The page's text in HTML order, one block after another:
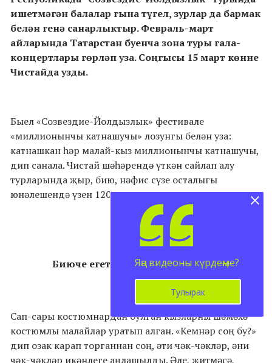
ишетмәгән балалар гына түгел, зурлар да бармак
белән генә санарлыктыр. Февраль-март
айларында Татарстан буенча зона туры гала-
концертлары гөрләп уза. Соңгысы 15 март көнне
Чистайда узды.
Быел «Созвездие-Йолдызлык» фестивале
«миллионынчы катнашучы» лозунгы белән уза:
катнашкан һәр малай-кыз миллионынчы катнашучы,
дип санала.Чистай шәһәрендә үткән сайлап алу
турларында җыр, бию, нәфис сүзе осталыгы
юнәлешендә үзен 1200 кеше сынады.
Биюче егет башкаларны уздыра!
Сап-сары костюмнардан булган кызларны шәмәхә
костюмлы малайлар уратып алган. «Кемнәр соң бу?»
дип озак карап торганнан соң, әти чәк-чәкләр, әни
чәк-чәкләр икәнлеге аңлашылды. Әле, җитмәсә,
Яңа видеоны күрдеңме?
Тулырак